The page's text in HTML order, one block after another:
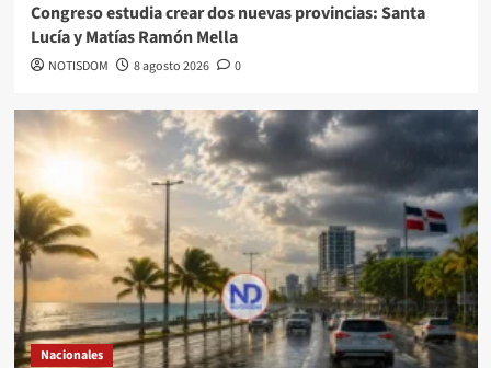
Congreso estudia crear dos nuevas provincias: Santa
Lucía y Matías Ramón Mella
NOTISDOM 8 agosto 2026 0
Nacionales